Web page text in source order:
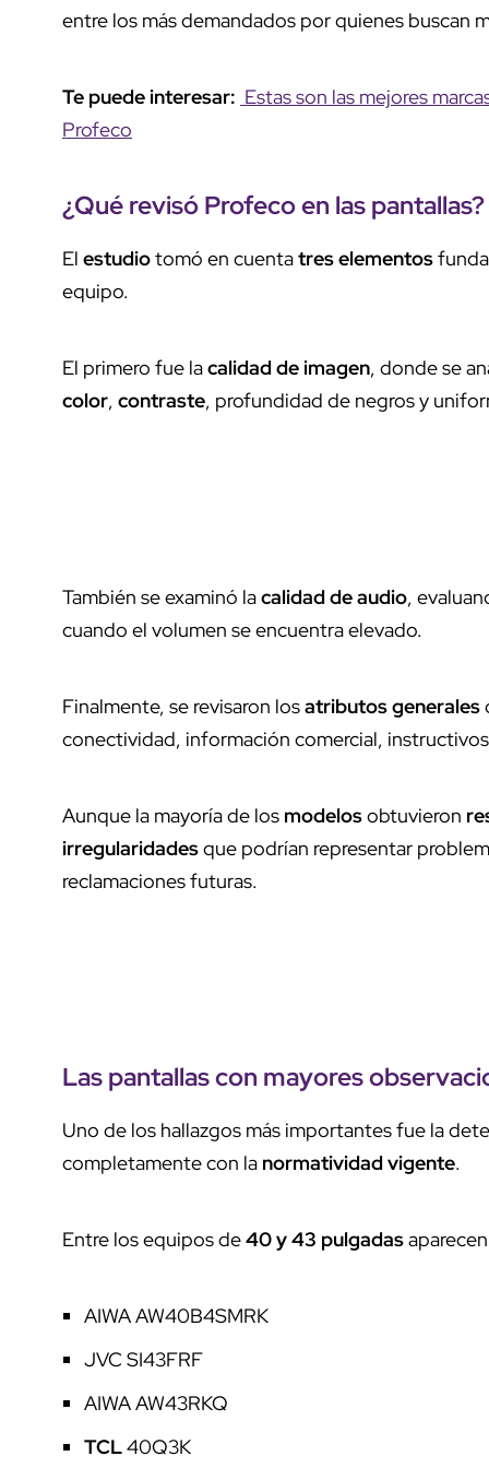
entre los más demandados por quienes buscan
Te puede interesar: Estas son las mejores
Profeco
¿Qué revisó Profeco en laspantallas?
El estudiotomó en cuentatres elementos
equipo.
El primero fue lacalidad de imagen, donde se
color, contraste, profundidad de negros y
También se examinó lacalidad de audio,
cuando el volumen se encuentra elevado.
Finalmente, se revisaron losatributos generales
conectividad, información comercial,
Aunque la mayoría de los modelosobtuvieron
irregularidadesque podrían representar
reclamaciones futuras.
Laspantallascon mayores
Uno de los hallazgos más importantes fue la
completamente con la normatividad vigente.
Entre los equipos de40 y 43 pulgadas
AIWA AW40B4SMRK
JVC SI43FRF
AIWA AW43RKQ
TCL40Q3K